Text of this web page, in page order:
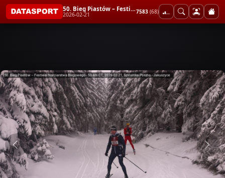
50. Bieg Piastów – Festiwal Narciarstwa Biegowego - 50 km CT
2026-02-21 7583 (68)